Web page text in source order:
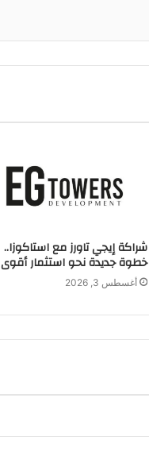
شراكة إيجي تاورز مع استاكوزا..
خطوة جديدة نحو استثمار أقوى
أغسطس 3, 2026